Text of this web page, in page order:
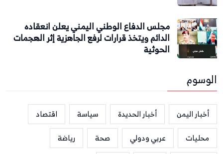
مجلس الدفاع الوطني اليمني يعلن انعقاده
الدائم ويتخذ قرارات لرفع الجاهزية إثر الهجمات
الحوثية
الوسوم
أخبار اليمن أخبار الحديدة سياسة
اقتصاد
محليات
عربي ودولي صحة
رياضة